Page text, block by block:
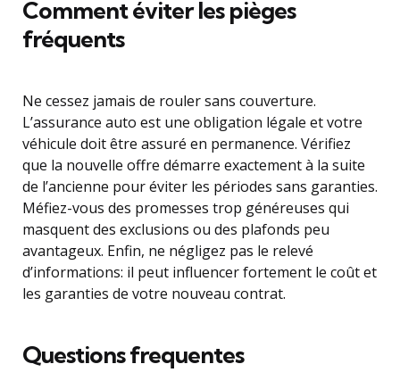
Comment éviter les pièges
fréquents
Ne cessez jamais de rouler sans couverture.
L’assurance auto est une obligation légale et votre
véhicule doit être assuré en permanence. Vérifiez
que la nouvelle offre démarre exactement à la suite
de l’ancienne pour éviter les périodes sans garanties.
Méfiez-vous des promesses trop généreuses qui
masquent des exclusions ou des plafonds peu
avantageux. Enfin, ne négligez pas le relevé
d’informations: il peut influencer fortement le coût et
les garanties de votre nouveau contrat.
Questions frequentes